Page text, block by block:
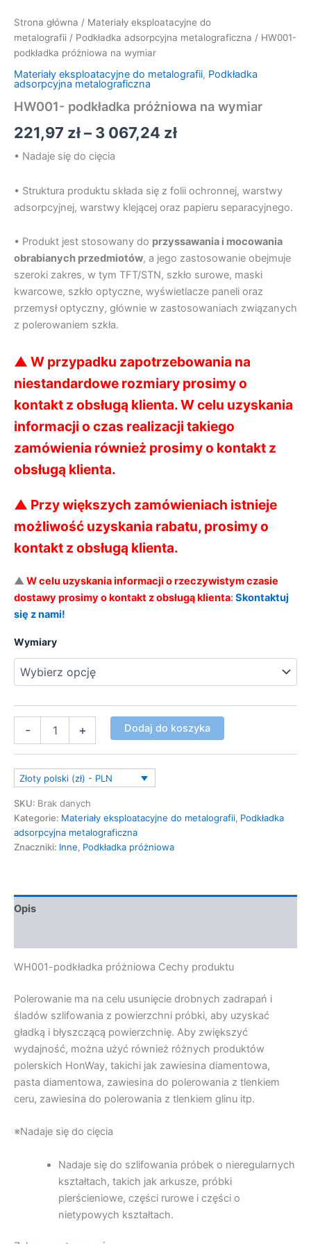
Strona główna / Materiały eksploatacyjne do
metalografii / Podkładka adsorpcyjna metalograficzna / HW001-
podkładka próżniowa na wymiar
Materiały eksploatacyjne do metalografii, Podkładka
adsorpcyjna metalograficzna
HW001- podkładka próżniowa na wymiar
221,97 zł– 3 067,24 zł
• Nadaje się do cięcia
• Struktura produktu składa się z folii ochronnej, warstwy
adsorpcyjnej, warstwy klejącej oraz papieru separacyjnego.
• Produkt jest stosowany do przyssawania i mocowania
obrabianych przedmiotów, a jego zastosowanie obejmuje
szeroki zakres, w tym TFT/STN, szkło surowe, maski
kwarcowe, szkło optyczne, wyświetlacze paneli oraz
przemysł optyczny, głównie w zastosowaniach związanych
z polerowaniem szkła.
▲ W przypadku zapotrzebowania na
niestandardowe rozmiary prosimy o
kontakt z obsługą klienta. W celu uzyskania
informacji o czas realizacji takiego
zamówienia również prosimy o kontakt z
obsługą klienta.
▲ Przy większych zamówieniach istnieje
możliwość uzyskania rabatu, prosimy o
kontakt z obsługą klienta.
▲ W celu uzyskania informacji o rzeczywistym czasie
dostawy prosimy o kontakt z obsługą klienta:Skontaktuj
się z nami!
Wymiary
- + Dodaj do koszyka
Złoty polski (zł) - PLN
SKU: Brak danych
Kategorie: Materiały eksploatacyjne do metalografii, Podkładka
adsorpcyjna metalograficzna
Znaczniki: Inne, Podkładka próżniowa
Opis
WH001-podkładka próżniowa Cechy produktu
Polerowanie ma na celu usunięcie drobnych zadrapań i
śladów szlifowania z powierzchni próbki, aby uzyskać
gładką i błyszczącą powierzchnię. Aby zwiększyć
wydajność, można użyć również różnych produktów
polerskich HonWay, takichi jak zawiesina diamentowa,
pasta diamentowa, zawiesina do polerowania z tlenkiem
ceru, zawiesina do polerowania z tlenkiem glinu itp.
※Nadaje się do cięcia
Nadaje się do szlifowania próbek o nieregularnych
kształtach, takich jak arkusze, próbki
pierścieniowe, części rurowe i części o
nietypowych kształtach.